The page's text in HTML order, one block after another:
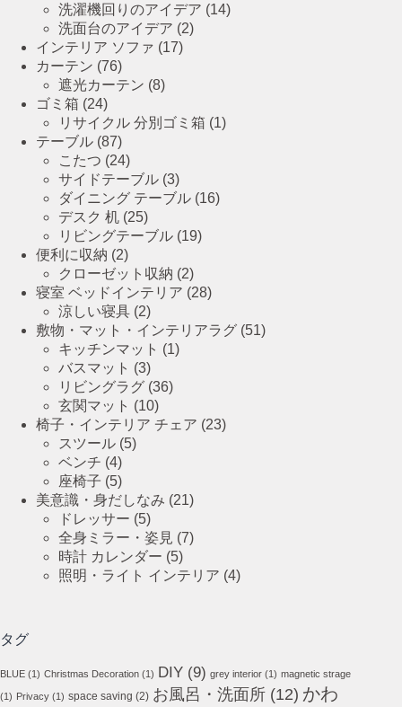
洗濯機回りのアイデア (14)
洗面台のアイデア (2)
インテリア ソファ (17)
カーテン (76)
遮光カーテン (8)
ゴミ箱 (24)
リサイクル 分別ゴミ箱 (1)
テーブル (87)
こたつ (24)
サイドテーブル (3)
ダイニング テーブル (16)
デスク 机 (25)
リビングテーブル (19)
便利に収納 (2)
クローゼット収納 (2)
寝室 ベッドインテリア (28)
涼しい寝具 (2)
敷物・マット・インテリアラグ (51)
キッチンマット (1)
バスマット (3)
リビングラグ (36)
玄関マット (10)
椅子・インテリア チェア (23)
スツール (5)
ベンチ (4)
座椅子 (5)
美意識・身だしなみ (21)
ドレッサー (5)
全身ミラー・姿見 (7)
時計 カレンダー (5)
照明・ライト インテリア (4)
タグ
BLUE (1) Christmas Decoration (1) DIY (9) grey interior (1) magnetic strage
(1) Privacy (1) space saving (2) お風呂・洗面所 (12) かわ